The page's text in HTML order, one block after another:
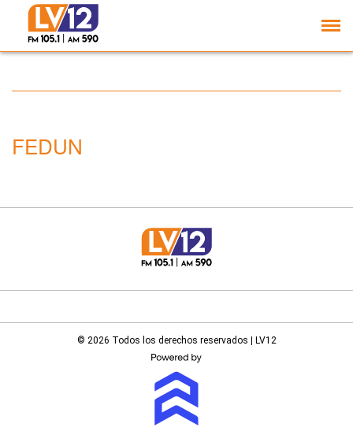
FEDUN lanza paro de 48
horas y pide
convocatoria a paritarias
FEDUN
© 2026 Todos los derechos reservados | LV12